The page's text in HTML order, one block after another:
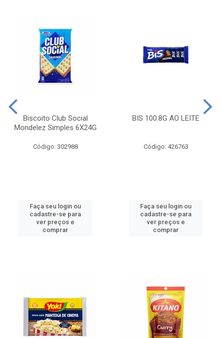
Biscoito Club Social
Mondelez Simples 6X24G
Código: 302988
Faça seu login ou
cadastre-se para
ver preços e
comprar
BIS 100.8G AO LEITE
Código: 426763
Faça seu login ou
cadastre-se para
ver preços e
comprar